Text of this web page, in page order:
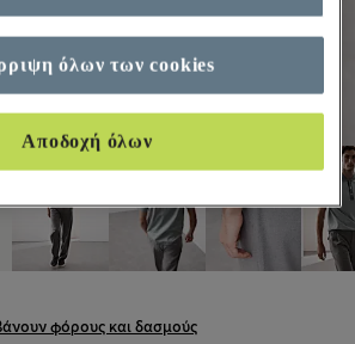
φόρους και δασμούς
όλων των cookies
Αποδοχή όλων